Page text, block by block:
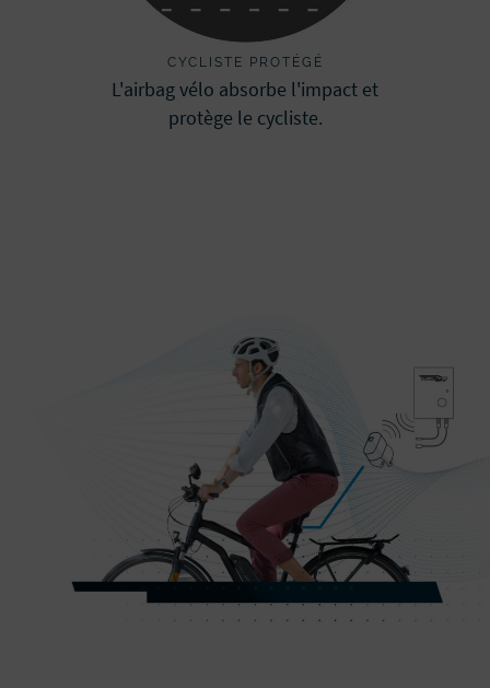
CYCLISTE PROTÉGÉ
L'airbag vélo absorbe l'impact et
protège le cycliste.